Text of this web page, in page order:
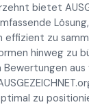
bietet
effizient zu
hinweg zu
aus
zu